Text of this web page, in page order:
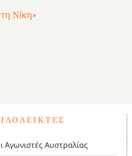
Νίκη»
Αγωνιστές Αυστραλίας